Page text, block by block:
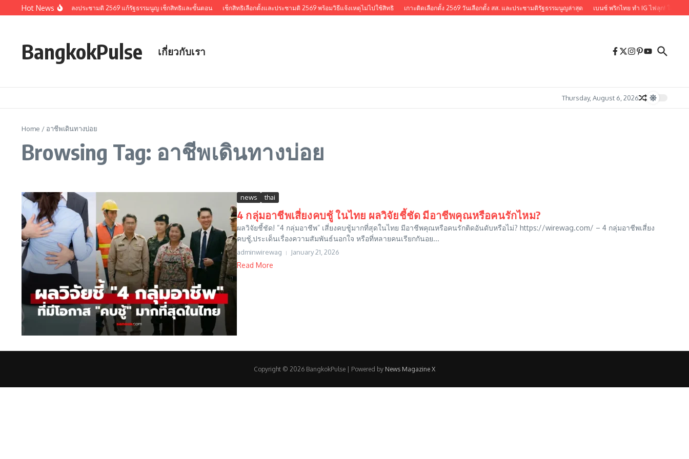
Skip to content
Hot News
รวมประเด็นสำคัญ ลงประชามติ 2569 แก้รัฐธรรมนูญ เช็กสิทธิและขั้นตอน เช็กสิทธิเลือกตั้งและประชามติ 2569 พร้อมวิธีแจ้งเหตุไม่ไปใช้สิทธิ เกาะติดเลือกตั้ง 2569 วันเลือกตั้ง สส. และประชามติรัฐธรรมนูญล่าสุด เบนซ์ พริกไทย ทำ IG ไฟลุก! ใส่ลูกไ
BangkokPulse เกี่ยวกับเรา
Thursday, August 6, 2026
Home / อาชีพเดินทางบ่อย
Browsing Tag: อาชีพเดินทางบ่อย
news thai
4 กลุ่มอาชีพเสี่ยงคบชู้ ในไทย ผลวิจัยชี้ชัด มีอาชีพคุณหรือคนรักไหม?
ผลวิจัยชี้ชัด! “4 กลุ่มอาชีพ” เสี่ยงคบชู้มากที่สุดในไทย มีอาชีพคุณหรือคนรักติดอันดับหรือไม่? https://wirewag.com/ – 4 กลุ่มอาชีพเสี่ยง
คบชู้,ประเด็นเรื่องความสัมพันธ์นอกใจ หรือที่หลายคนเรียกกันอย...
adminwirewag January 21, 2026
Read More
Copyright © 2026 BangkokPulse | Powered by News Magazine X